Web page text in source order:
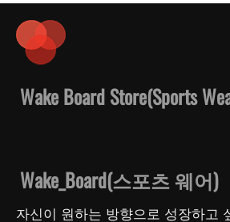
Wake Board Store(Sports
Wake_Board(스포츠 웨어)
자신이 원하는 방향으로 성장하고